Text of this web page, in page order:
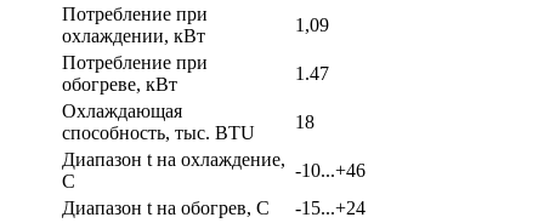
Потребление при
охлаждении, кВт
1,09
Потребление при
обогреве, кВт
1.47
Охлаждающая
способность, тыс. BTU
18
Диапазон t на охлаждение,
С
-10...+46
Диапазон t на обогрев, С
-15...+24